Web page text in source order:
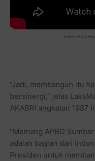
Video Profil
“Jadi, membangun itu
bersinergi,” jelas
AKABRI angkatan 1987
“Memang APBD
adalah bagian dari
Presiden untuk